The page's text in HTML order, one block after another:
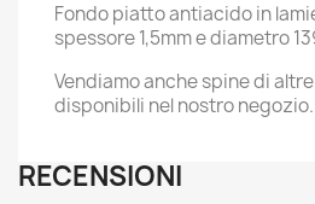
Fondo piatto antiacido in
spessore 1,5mm e diametro
Vendiamo anche spine di
disponibili nel nostro negozio.
RECENSIONI